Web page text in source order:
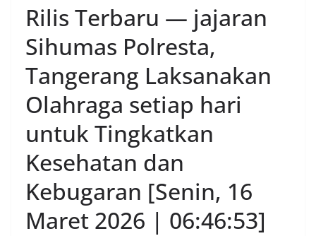
Rilis Terbaru — jajaran
Sihumas Polresta,
Tangerang Laksanakan
Olahraga setiap hari
untuk Tingkatkan
Kesehatan dan
Kebugaran [Senin, 16
Maret 2026 | 06:46:53]